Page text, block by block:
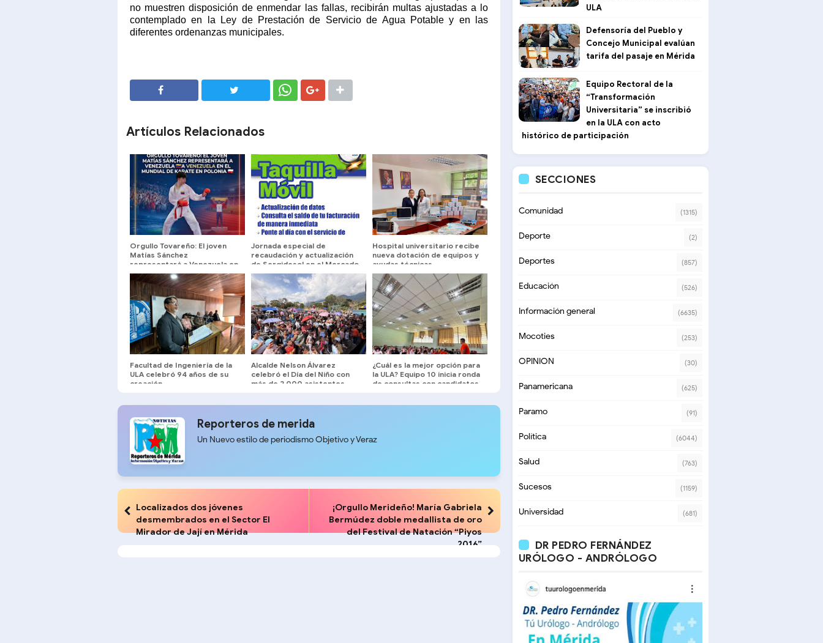
no muestren disposición de enmendar las fallas, recibirán multas ajustadas a lo
contemplado en la Ley de Prestación de Servicio de Agua Potable y en las
diferentes ordenanzas municipales.
Artículos Relacionados
Orgullo Tovareño: El joven
Matías Sánchez
representará a Venezuela en
el Mundial de Karate en
Polonia
Jornada especial de
recaudación y actualización
de Sergidesol en el Mercado
Periférico hasta este
domingo
Hospital universitario recibe
nueva dotación de equipos y
ayudas técnicas
Facultad de Ingeniería de la
ULA celebró 94 años de su
creación
Alcalde Nelson Álvarez
celebró el Día del Niño con
más de 2.000 asistentes
¿Cuál es la mejor opción para
la ULA? Equipo 10 inicia ronda
de consultas con candidatos
Reporteros de merida
Un Nuevo estilo de periodismo Objetivo y Veraz
Localizados dos jóvenes
desmembrados en el Sector El
Mirador de Jají en Mérida
¡Orgullo Merideño! María Gabriela
Bermúdez doble medallista de oro
del Festival de Natación “Piyos
2016”
ULA
Defensoría del Pueblo y
Concejo Municipal evalúan
tarifa del pasaje en Mérida
Equipo Rectoral de la
“Transformación
Universitaria” se inscribió
en la ULA con acto
histórico de participación
SECCIONES
Comunidad (1315)
Deporte (2)
Deportes (857)
Educación (526)
Información general (6635)
Mocoties (253)
OPINION (30)
Panamericana (625)
Paramo (91)
Política (6044)
Salud (763)
Sucesos (1159)
Universidad (681)
DR PEDRO FERNÁNDEZ
URÓLOGO - ANDRÓLOGO